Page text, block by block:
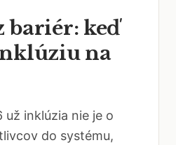
bariér: keď
na
už inklúzia nie je o
do systému,